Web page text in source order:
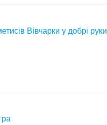
Вівчарки у добрі руки